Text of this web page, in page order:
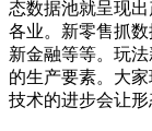
态数据池就呈现
各业。新零售抓
新金融等等。玩
的生产要素。大
技术的进步会让形